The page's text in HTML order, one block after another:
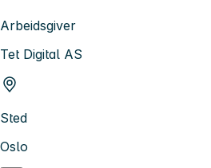
Arbeidsgiver
Tet Digital AS
Sted
Oslo